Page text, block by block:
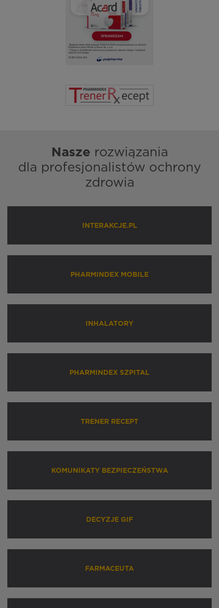
Nasze rozwiązania
dla profesjonalistów ochrony
zdrowia
INTERAKCJE.PL
PHARMINDEX MOBILE
INHALATORY
PHARMINDEX SZPITAL
TRENER RECEPT
KOMUNIKATY BEZPIECZEŃSTWA
DECYZJE GIF
FARMACEUTA